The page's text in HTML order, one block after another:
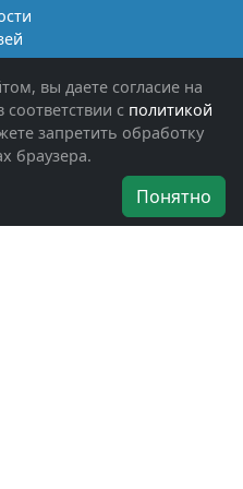
граждан
СВО и их семьям
вы даете согласие на
с политикой
запретить обработку
браузера.
Понятно